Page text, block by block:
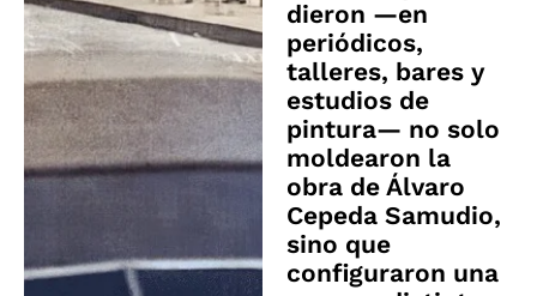
dieron —en
periódicos,
talleres, bares y
estudios de
pintura— no solo
moldearon la
obra de Álvaro
Cepeda Samudio,
sino que
configuraron una